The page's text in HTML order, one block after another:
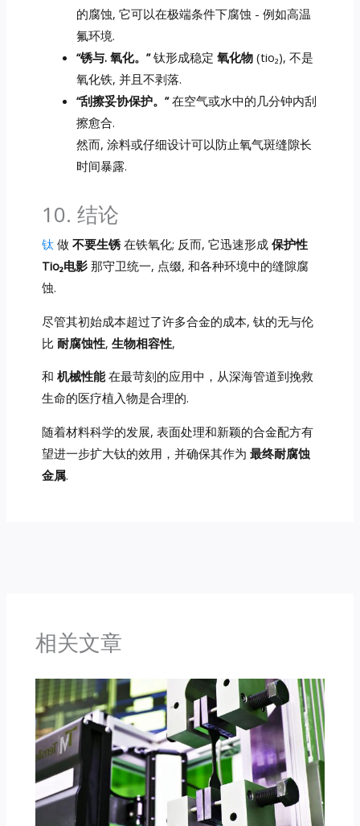
的腐蚀, 它可以在极端条件下腐蚀 - 例如高温
氟环境.
“锈与. 氧化。”钛形成稳定氧化物 (tio₂), 不是
氧化铁, 并且不剥落.
“刮擦妥协保护。”在空气或水中的几分钟内刮
擦愈合.
然而, 涂料或仔细设计可以防止氧气斑缝隙长
时间暴露.
10. 结论
钛做 不要生锈在铁氧化; 反而, 它迅速形成 保护性
Tio₂电影那守卫统一, 点缀, 和各种环境中的缝隙腐
蚀.
尽管其初始成本超过了许多合金的成本, 钛的无与伦
比 耐腐蚀性, 生物相容性,
和 机械性能在最苛刻的应用中，从深海管道到挽救
生命的医疗植入物是合理的.
随着材料科学的发展, 表面处理和新颖的合金配方有
望进一步扩大钛的效用，并确保其作为 最终耐腐蚀
金属.
相关文章